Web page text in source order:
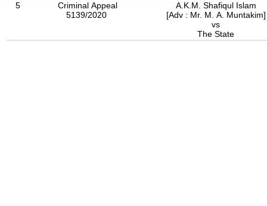
5
Criminal Appeal
5139/2020
A.K.M. Shafiqul Islam
[Adv : Mr. M. A. Muntakim]
vs
The State